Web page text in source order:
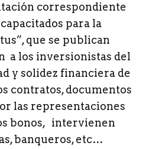
correspondiente
para la
que se publican
a los inversionistas del
y solidez financiera de
contratos, documentos
las representaciones
bonos, intervienen
banqueros, etc…